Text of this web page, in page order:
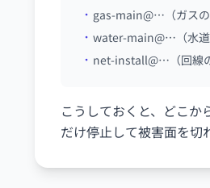
gas-main@…（ガスの
water-main@…（水道
net-install@…（回線
こうしておくと、どこか
だけ停止して被害面を切